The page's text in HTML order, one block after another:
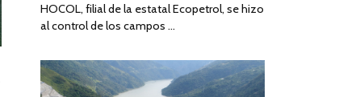
HOCOL, filial de la estatal Ecopetrol, se hizo
al control de los campos …